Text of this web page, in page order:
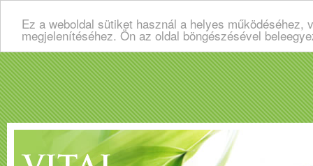
Ez a weboldal sütiket használ a helyes
megjelenítéséhez. Ön az oldal böngészésével